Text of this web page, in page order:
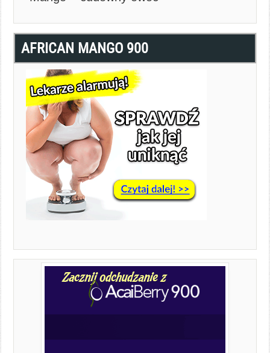
AFRICAN MANGO 900